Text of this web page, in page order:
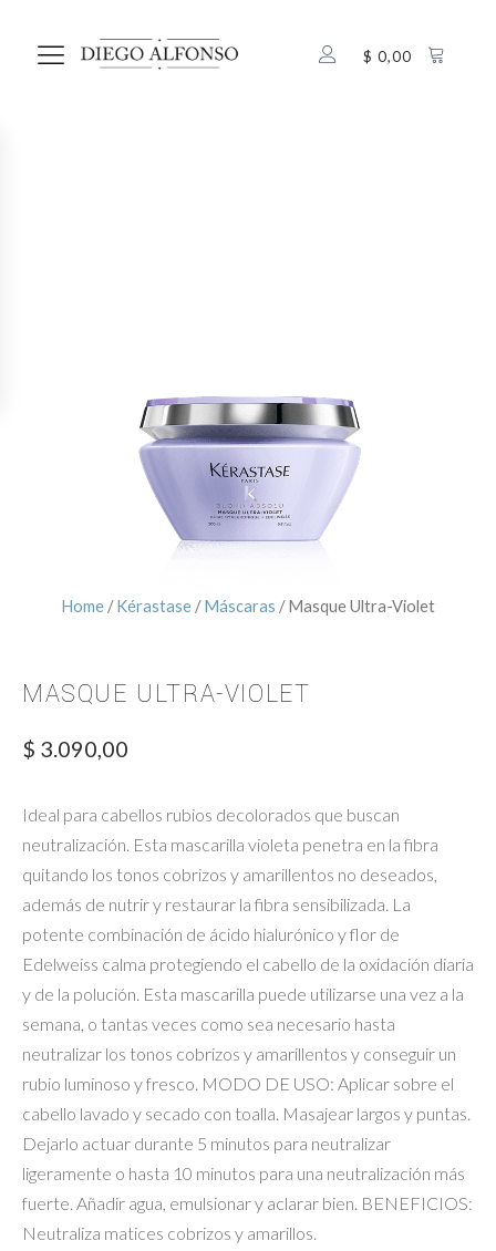
$ 0,00
Home /Kérastase /Máscaras / Masque Ultra-Violet
MASQUE ULTRA-VIOLET
$ 3.090,00
Ideal para cabellos rubios decolorados que buscan
neutralización. Esta mascarilla violeta penetra en la fibra
quitando los tonos cobrizos y amarillentos no deseados,
además de nutrir y restaurar la fibra sensibilizada. La
potente combinación de ácido hialurónico y flor de
Edelweiss calma protegiendo el cabello de la oxidación diaria
y de la polución. Esta mascarilla puede utilizarse una vez a la
semana, o tantas veces como sea necesario hasta
neutralizar los tonos cobrizos y amarillentos y conseguir un
rubio luminoso y fresco. MODO DE USO: Aplicar sobre el
cabello lavado y secado con toalla. Masajear largos y puntas.
Dejarlo actuar durante 5 minutos para neutralizar
ligeramente o hasta 10 minutos para una neutralización más
fuerte. Añadir agua, emulsionar y aclarar bien. BENEFICIOS:
Neutraliza matices cobrizos y amarillos.